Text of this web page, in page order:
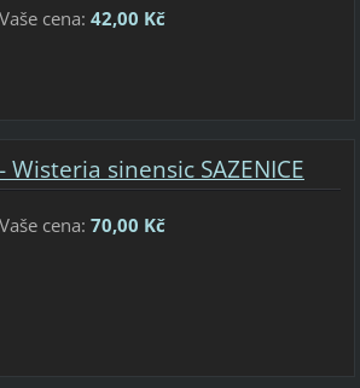
Vaše cena: 42,00 Kč
sinensic SAZENICE
Vaše cena: 70,00 Kč